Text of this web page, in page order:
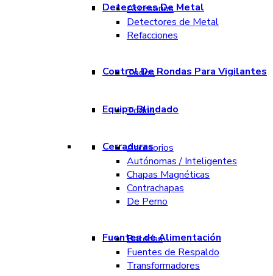
Detectores De Metal
Accesorios
Detectores de Metal
Refacciones
Control De Rondas Para Vigilantes
Todos
Equipo Blindado
Todos
Cerraduras
Accesorios
Autónomas / Inteligentes
Chapas Magnéticas
Contrachapas
De Perno
Fuentes de Alimentación
Baterías
Fuentes de Respaldo
Transformadores